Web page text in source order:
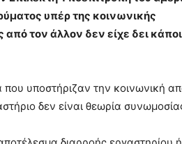
υπέρ της κοινωνικής
τον άλλον δεν είχε δει
υποστήριζαν την κοινωνική
δεν είναι θεωρία